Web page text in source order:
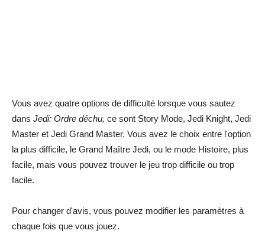
Vous avez quatre options de difficulté lorsque vous sautez
dans Jedi: Ordre déchu, ce sont Story Mode, Jedi Knight, Jedi
Master et Jedi Grand Master. Vous avez le choix entre l'option
la plus difficile, le Grand Maître Jedi, ou le mode Histoire, plus
facile, mais vous pouvez trouver le jeu trop difficile ou trop
facile.
Pour changer d'avis, vous pouvez modifier les paramètres à
chaque fois que vous jouez.